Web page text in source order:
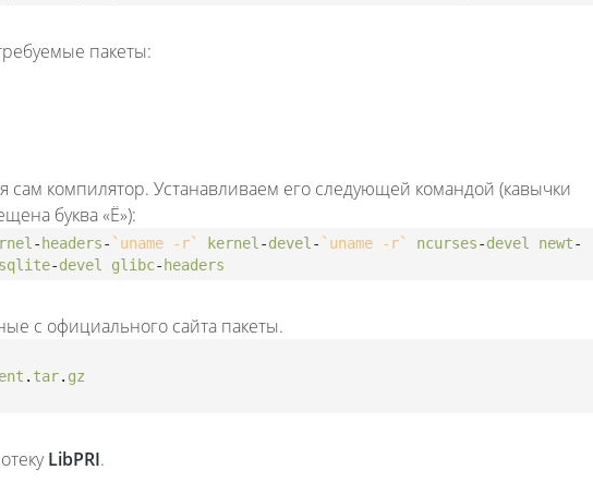
пакеты:
сам компилятор. Устанавливаем его следующей командой (кавычки
буква «Ё»):
- headers- `uname -r` kernel -devel - `uname -r` ncurses-devel newt-
sqlite-devel glibc- headers
с официального сайта пакеты.
. tar. gz
LibPRI.
2 990 руб